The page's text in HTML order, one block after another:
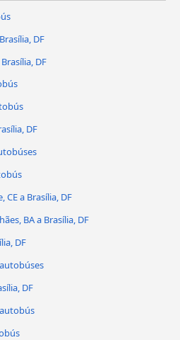
DF
DF
DF
a Brasília, DF
BA a Brasília, DF
DF
DF